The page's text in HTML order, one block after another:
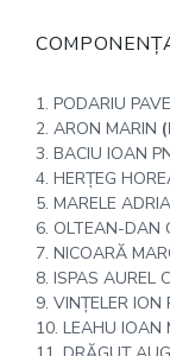
1. PODARIU
2. ARON MARIN
3. BACIU IOAN
4. HERȚEG
5. MARELE
6. OLTEAN-DAN
7. NICOARĂ
8. ISPAS AUREL
9. VINȚELER ION
10. LEAHU IOAN